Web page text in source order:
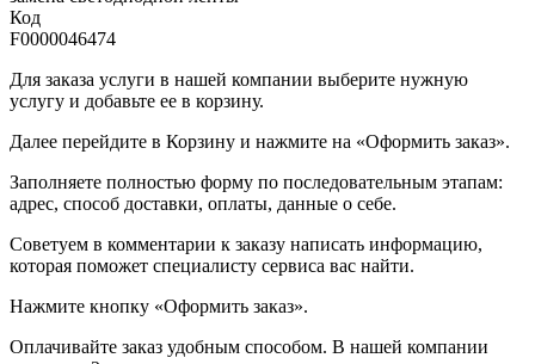
Код
F0000046474
Для заказа услуги в нашей компании выберите нужную
услугу и добавьте ее в корзину.
Далее перейдите в Корзину и нажмите на «Оформить заказ».
​​​​​​​Заполняете полностью форму по последовательным этапам:
адрес, способ доставки, оплаты, данные о себе.
​​​​​​​Советуем в комментарии к заказу написать информацию,
которая поможет специалисту сервиса вас найти.
​​​​​​​Нажмите кнопку «Оформить заказ».
Оплачивайте заказ удобным способом. В нашей компании